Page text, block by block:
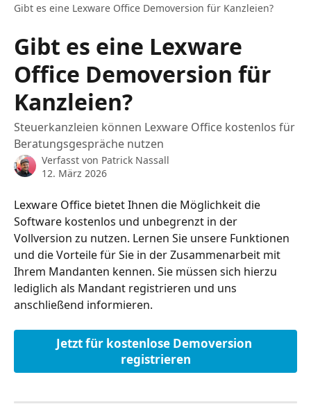
Gibt es eine Lexware Office Demoversion für Kanzleien?
Gibt es eine Lexware
Office Demoversion für
Kanzleien?
Steuerkanzleien können Lexware Office kostenlos für
Beratungsgespräche nutzen
Verfasst von Patrick Nassall
12. März 2026
Lexware Office bietet Ihnen die Möglichkeit die
Software kostenlos und unbegrenzt in der
Vollversion zu nutzen. Lernen Sie unsere Funktionen
und die Vorteile für Sie in der Zusammenarbeit mit
Ihrem Mandanten kennen. Sie müssen sich hierzu
lediglich als Mandant registrieren und uns
anschließend informieren.
Jetzt für kostenlose Demoversion
registrieren